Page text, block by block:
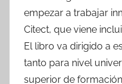
empezar a trabajar
Citect, que viene
El libro va dirigido a
tanto para nivel
superior de